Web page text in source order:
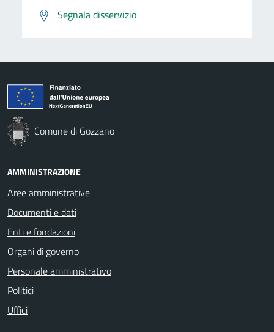
Segnala disservizio
Comune di Gozzano
AMMINISTRAZIONE
Aree amministrative
Documenti e dati
Enti e fondazioni
Organi di governo
Personale amministrativo
Politici
Uffici